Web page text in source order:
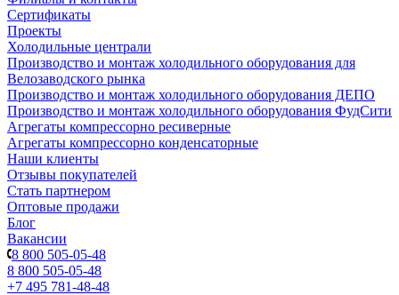
Сертификаты
Проекты
Холодильные централи
Производство и монтаж холодильного оборудования для
Велозаводского рынка
Производство и монтаж холодильного оборудования ДЕПО
Производство и монтаж холодильного оборудования ФудСити
Агрегаты компрессорно ресиверные
Агрегаты компрессорно конденсаторные
Наши клиенты
Отзывы покупателей
Стать партнером
Оптовые продажи
Блог
Вакансии
8 800 505-05-48
8 800 505-05-48
+7 495 781-48-48